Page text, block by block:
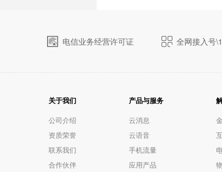
电信业务经营许可证 全网接入号
关于我们
公司介绍
资质荣誉
联系我们
合作伙伴
产品与服务
云消息
云语音
手机流量
应用产品